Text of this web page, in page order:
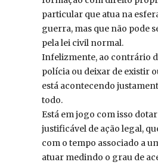
particular que atua na
guerra, mas que não pode
pela lei civil normal.
Infelizmente, ao contrário
polícia ou deixar de existir
está acontecendo
todo.
Está em jogo com isso
justificável de ação legal,
com o tempo associado a
atuar medindo o grau de